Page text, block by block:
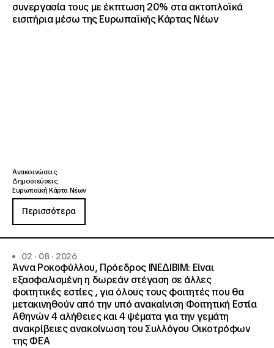
συνεργασία τους με έκπτωση 20% στα ακτοπλοϊκά
εισιτήρια μέσω της Ευρωπαϊκής Κάρτας Νέων
Ανακοινώσεις
Δημοσιεύσεις
Ευρωπαϊκή Κάρτα Νέων
Περισσότερα
02 · 08 · 2026
Άννα Ροκοφύλλου, Πρόεδρος ΙΝΕΔΙΒΙΜ: Είναι
εξασφαλισμένη η δωρεάν στέγαση σε άλλες
φοιτητικές εστίες , για όλους τους φοιτητές που θα
μετακινηθούν από την υπό ανακαίνιση Φοιτητική Εστία
Αθηνών 4 αλήθειες και 4 ψέματα για την γεμάτη
ανακρίβειες ανακοίνωση του Συλλόγου Οικοτρόφων
της ΦΕΑ